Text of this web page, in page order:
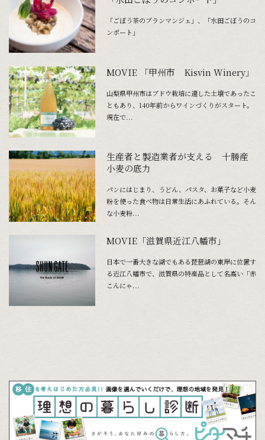
「ごぼう茶のブランマンジェ」、「水田ごぼうのコ
ンポート」
MOVIE 「甲州市 Kisvin Winery」
山梨県甲州市はブドウ栽培に適した土壌であったこ
ともあり、140年前からワインづくりがスタート。
現在で...
生産者と製造業者が支える 十勝産
小麦の底力
パンにはじまり、うどん、パスタ、お菓子など小麦
粉を使った食べ物は日常生活にあふれている。そん
な小麦粉...
MOVIE「滋賀県近江八幡市」
日本で一番大きな湖でもある琵琶湖の東岸に位置す
る近江八幡市で、滋賀県の特産品として名高い「赤
こんにゃ...